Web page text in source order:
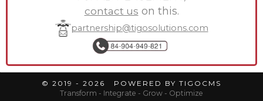
contact us on this.
partnership@tigosolutions.com
© 2019 - 2026 POWERED BY TIGOCMS
Transform - Integrate - Grow - Optimize